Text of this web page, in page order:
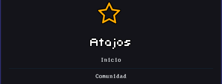
Atajos
Inicio
Comunidad